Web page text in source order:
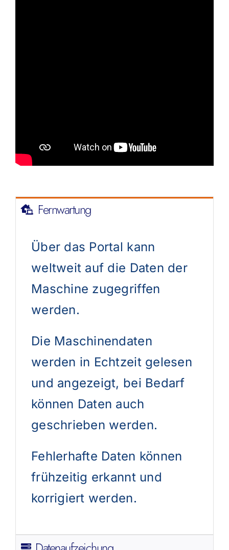
Fernwartung
Über das Portal kann
weltweit auf die Daten der
Maschine zugegriffen
werden.
Die Maschinendaten
werden in Echtzeit gelesen
und angezeigt, bei Bedarf
können Daten auch
geschrieben werden.
Fehlerhafte Daten können
frühzeitig erkannt und
korrigiert werden.